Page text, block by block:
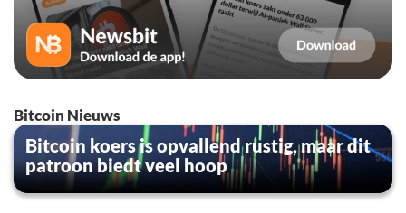
Bitcoin Nieuws
Bitcoin koers is opvallend rustig, maar dit
patroon biedt veel hoop